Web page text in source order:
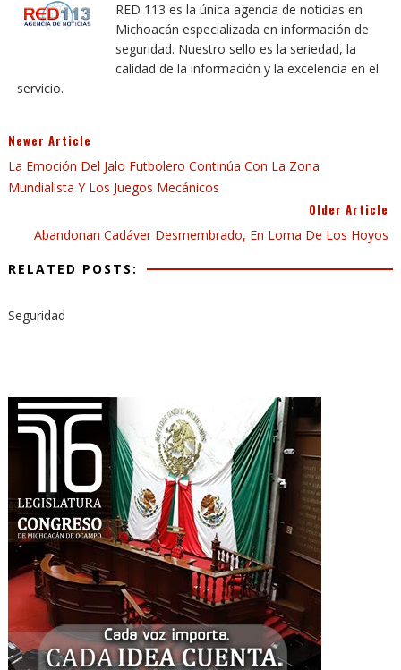
RED 113 es la única agencia de noticias en
Michoacán especializada en información de
seguridad. Nuestro sello es la seriedad, la
calidad de la información y la excelencia en el
servicio.
Newer Article
La Emoción Del Jalo Futbolero Continúa Con La Zona
Mundialista Y Los Juegos Mecánicos
Older Article
Abandonan Cadáver Desmembrado, En Loma De Los Hoyos
RELATED POSTS:
Seguridad